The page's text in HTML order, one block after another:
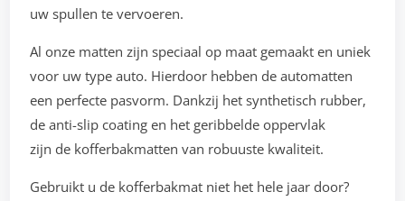
uw spullen te vervoeren.
Al onze matten zijn speciaal op maat gemaakt en uniek
voor uw type auto. Hierdoor hebben de automatten
een perfecte pasvorm. Dankzij het synthetisch rubber,
de anti-slip coating en het geribbelde oppervlak
zijn de kofferbakmatten van robuuste kwaliteit.
Gebruikt u de kofferbakmat niet het hele jaar door?